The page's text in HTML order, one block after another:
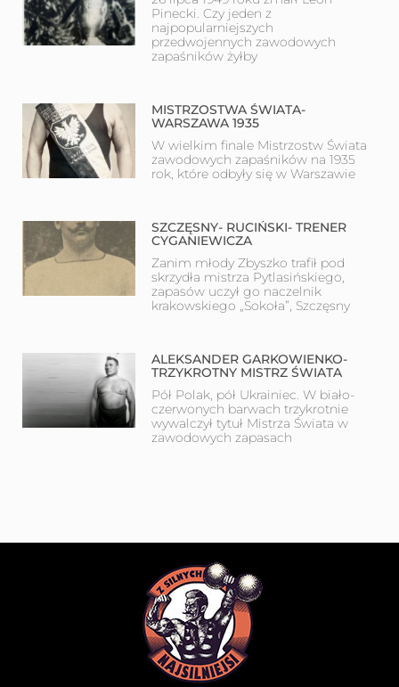
Pinecki. Czy jeden z
najpopularniejszych
przedwojennych zawodowych
zapaśników żyłby
MISTRZOSTWA ŚWIATA-
WARSZAWA 1935
W wielkim finale Mistrzostw Świata
zawodowych zapaśników na 1935
rok, które odbyły się w Warszawie
SZCZĘSNY- RUCIŃSKI- TRENER
CYGANIEWICZA
Zanim młody Zbyszko trafił pod
skrzydła mistrza Pytlasińskiego,
zapasów uczył go naczelnik
krakowskiego „Sokoła”, Szczęsny
ALEKSANDER GARKOWIENKO-
TRZYKROTNY MISTRZ ŚWIATA
Pół Polak, pół Ukrainiec. W biało-
czerwonych barwach trzykrotnie
wywalczył tytuł Mistrza Świata w
zawodowych zapasach